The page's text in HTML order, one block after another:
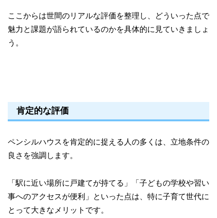
ここからは世間のリアルな評価を整理し、どういった点で
魅力と課題が語られているのかを具体的に見ていきましょ
う。
肯定的な評価
ペンシルハウスを肯定的に捉える人の多くは、立地条件の
良さを強調します。
「駅に近い場所に戸建てが持てる」「子どもの学校や習い
事へのアクセスが便利」といった点は、特に子育て世代に
とって大きなメリットです。